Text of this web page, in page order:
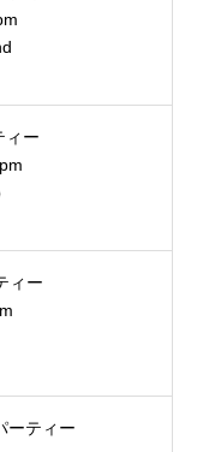
ィー
ィー
ーティー